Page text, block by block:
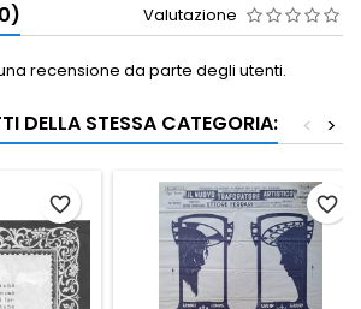
Valutazione
recensione da parte degli utenti.
DELLA STESSA CATEGORIA: >
<
favorite_border favorite_border